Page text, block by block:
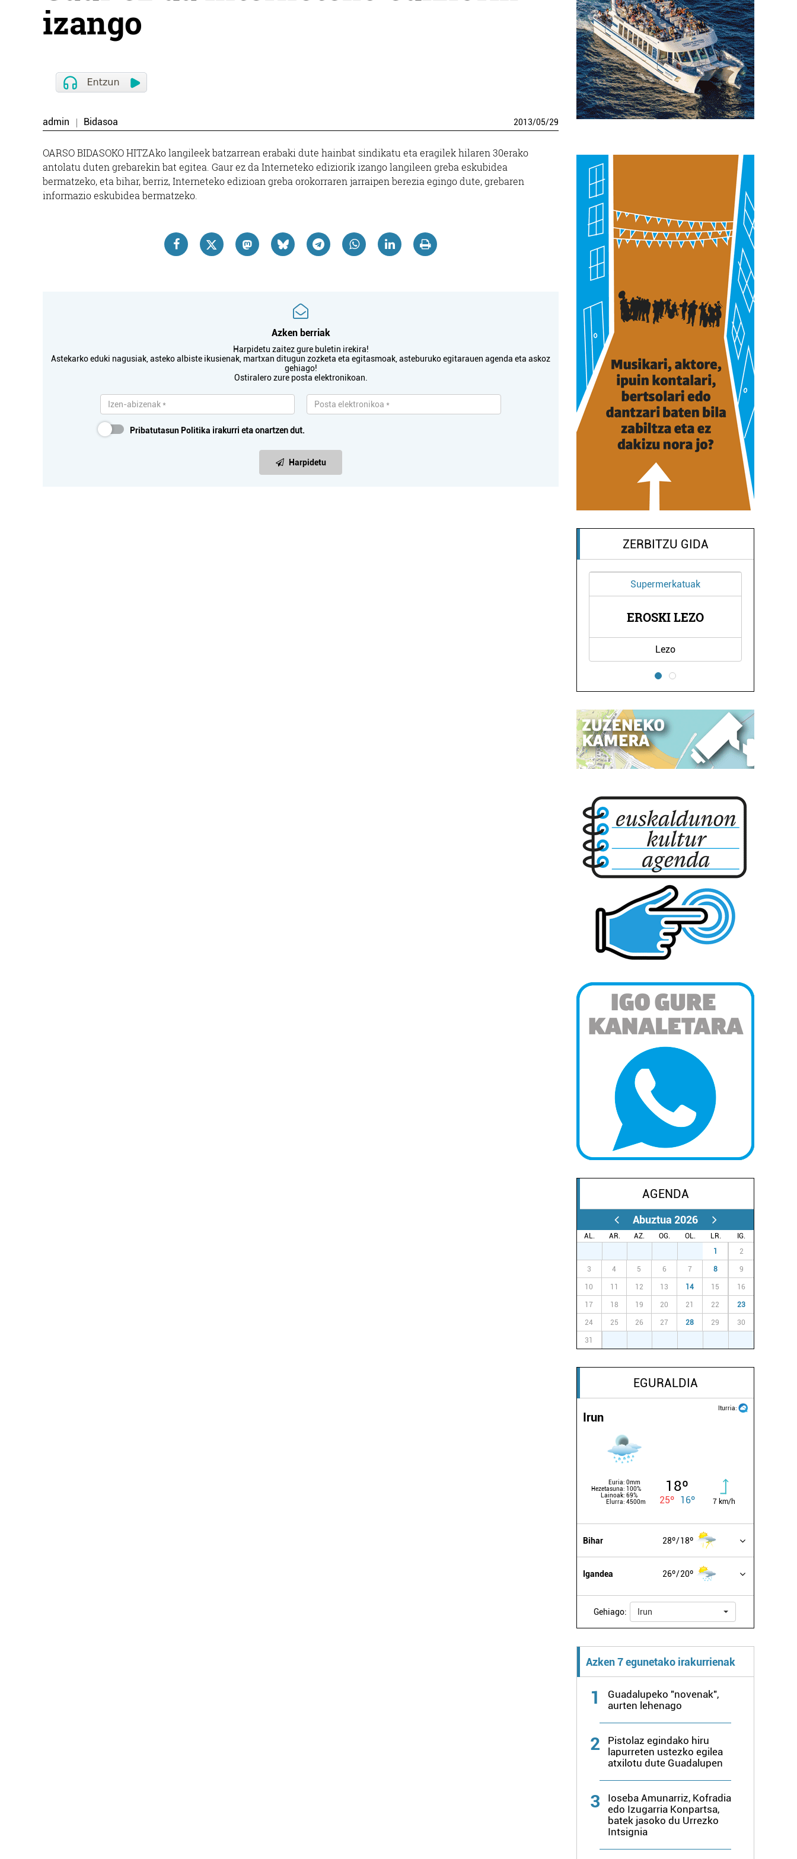
izango
admin Bidasoa 2013/05/29
OARSO BIDASOKO HITZAko langileek batzarrean erabaki dute hainbat sindikatu eta eragilek hilaren 30erako
antolatu duten grebarekin bat egitea. Gaur ez da Interneteko ediziorik izango langileen greba eskubidea
bermatzeko, eta bihar, berriz, Interneteko edizioan greba orokorraren jarraipen berezia egingo dute, grebaren
informazio eskubidea bermatzeko.
Azken berriak
Harpidetu zaitez gure buletin irekira!
Astekarko eduki nagusiak, asteko albiste ikusienak, martxan ditugun zozketa eta egitasmoak, asteburuko egitarauen agenda eta askoz
gehiago!
Ostiralero zure posta elektronikoan.
Pribatutasun Politika irakurri eta onartzen dut.
Harpidetu
ZERBITZU GIDA
Supermerkatuak
EROSKI LEZO
Lezo
AGENDA
Abuztua 2026
AL. AR. AZ. OG. OL. LR.
IG.
1 2
3 4 5 6 7 8 9
10 11 12 13 14 15 16
17 18 19 20 21 22 23
24 25 26 27 28 29 30
31
EGURALDIA
Iturria:
Irun
Euria: 0mm
Hezetasuna: 100%
Lainoak: 69%
Elurra: 4500m
18º
25º 16º 7 km/h
Bihar 28º 18º
Igandea 26º 20º
Gehiago: Irun
Azken 7 egunetako irakurrienak
1
Guadalupeko "novenak",
aurten lehenago
2
Pistolaz egindako hiru
lapurreten ustezko egilea
atxilotu dute Guadalupen
3
Ioseba Amunarriz, Kofradia
edo Izugarria Konpartsa,
batek jasoko du Urrezko
Intsignia